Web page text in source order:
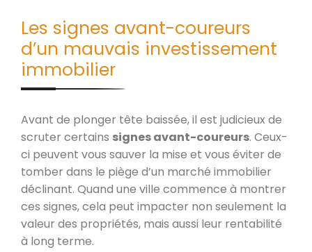
Les signes avant-coureurs
d’un mauvais investissement
immobilier
Avant de plonger tête baissée, il est judicieux de
scruter certains signes avant-coureurs. Ceux-
ci peuvent vous sauver la mise et vous éviter de
tomber dans le piège d’un marché immobilier
déclinant. Quand une ville commence à montrer
ces signes, cela peut impacter non seulement la
valeur des propriétés, mais aussi leur rentabilité
à long terme.